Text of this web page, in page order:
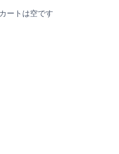
ートは空です